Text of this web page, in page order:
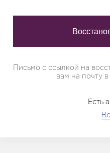
Письмо с ссылкой на
вам на почту
Есть